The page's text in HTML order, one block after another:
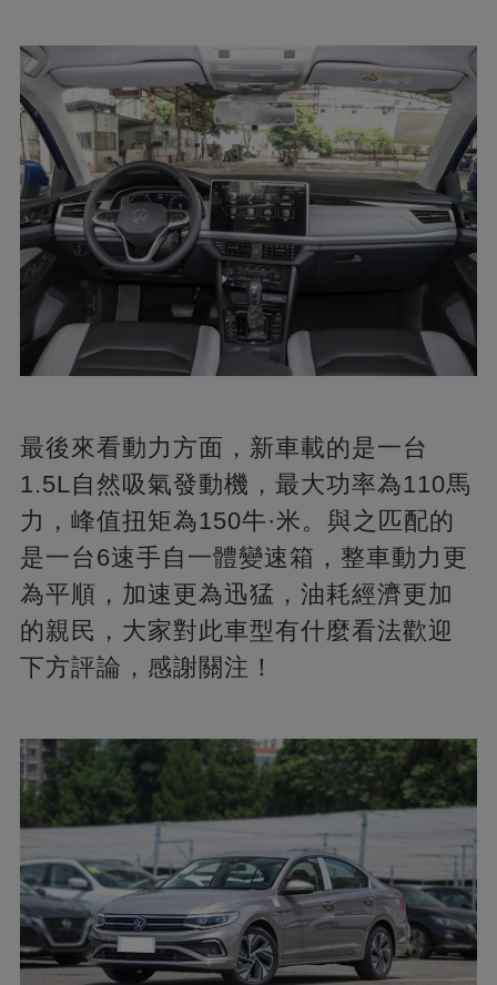
最後來看動力方面，新車載的是一台
1.5L自然吸氣發動機，最大功率為110馬
力，峰值扭矩為150牛·米。與之匹配的
是一台6速手自一體變速箱，整車動力更
為平順，加速更為迅猛，油耗經濟更加
的親民，大家對此車型有什麼看法歡迎
下方評論，感謝關注！